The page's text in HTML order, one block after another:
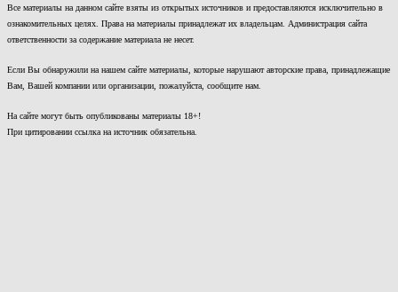
Все материалы на данном сайте взяты из открытых источников и предоставляются исключительно в
ознакомительных целях. Права на материалы принадлежат их владельцам. Администрация сайта
ответственности за содержание материала не несет.
Если Вы обнаружили на нашем сайте материалы, которые нарушают авторские права, принадлежащие
Вам, Вашей компании или организации, пожалуйста, сообщите нам.
На сайте могут быть опубликованы материалы 18+!
При цитировании ссылка на источник обязательна.